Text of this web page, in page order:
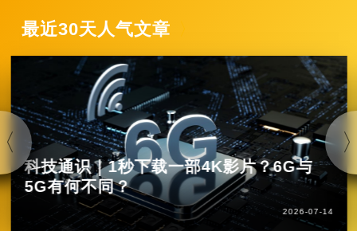
最近30天人气文章
科技通识｜1秒下载一部4K影片？6G与
5G有何不同？
2026-07-14